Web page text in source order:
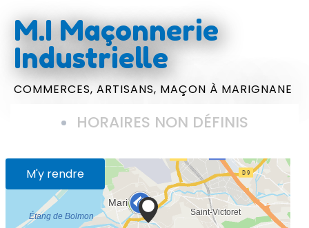
M.I Maçonnerie
Industrielle
COMMERCES, ARTISANS, MAÇON À MARIGNANE
HORAIRES NON DÉFINIS
M'y rendre